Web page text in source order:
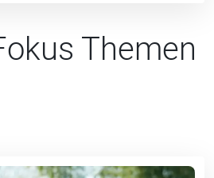
Themen